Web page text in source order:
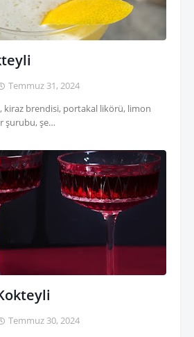
Temmuz 31, 2024
kiraz brendisi, portakal likörü, limon
şurubu, şe…
Temmuz 30, 2024